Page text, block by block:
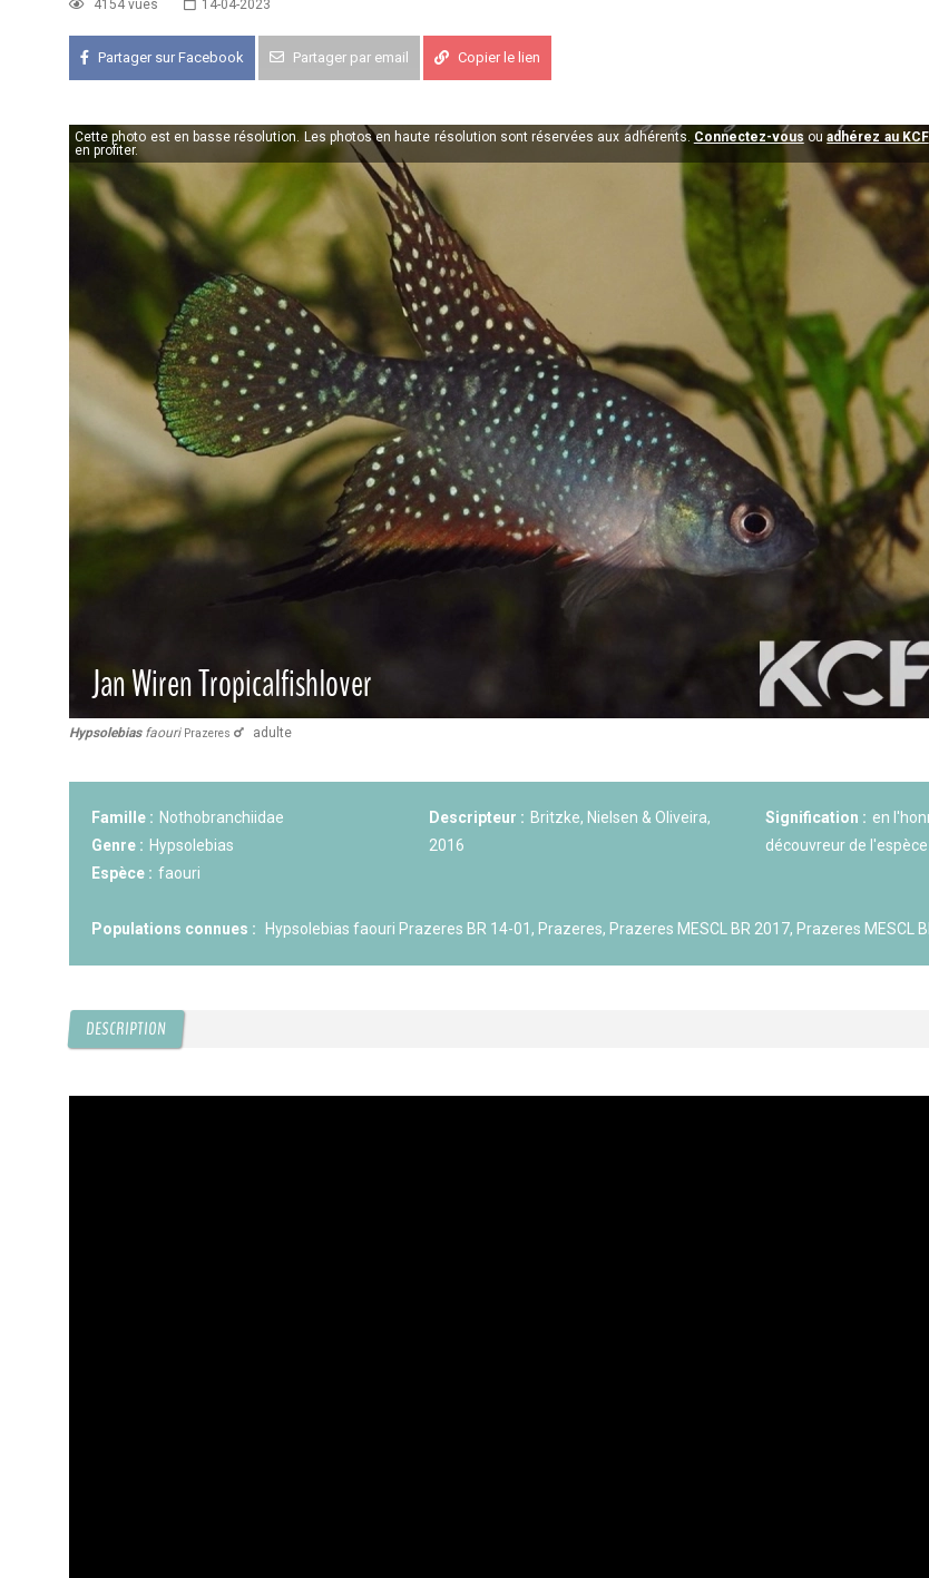
22 août 2026 KCF EST : RDV à Nancy chez Denis !
29 août 2026 KCF NORD :Réunion de Rentrée du KCF Nord
SKS SUÈDE, DANEMARK, FINLANDE :Congrès de la SKS 2026
12 sep 2026 KCF ÎLE DE FRANCE :Réunion KCF Ile de France de SeptembreEn savoir +
12 sep 2026 KCF ÎLE DE FRANCE : Réunion KCF Ile de France de SeptembreEn savoir +
KCF NORMANDIE :Réunion de SectionEn savoir +
25-27 sep 2026 KCF FRANCE :52ème congrès du KCF
4154 vues 14-04-2023
Partager sur Facebook Partager par email Copier le lien
Cette photo est en basse résolution. Les photos en haute résolution sont réservées aux adhérents. Connectez-vous ouadhérez au KCF
en profiter.
Hypsolebiasfaouri Prazeres adulte
Famille : Nothobranchiidae
Genre : Hypsolebias
Espèce : faouri
Descripteur : Britzke, Nielsen & Oliveira,
2016
Signification : en
découvreur de l'espèce
Populations connues : Hypsolebias faouri Prazeres BR 14-01, Prazeres, Prazeres MESCL BR 2017, Prazeres MESCL
DESCRIPTION